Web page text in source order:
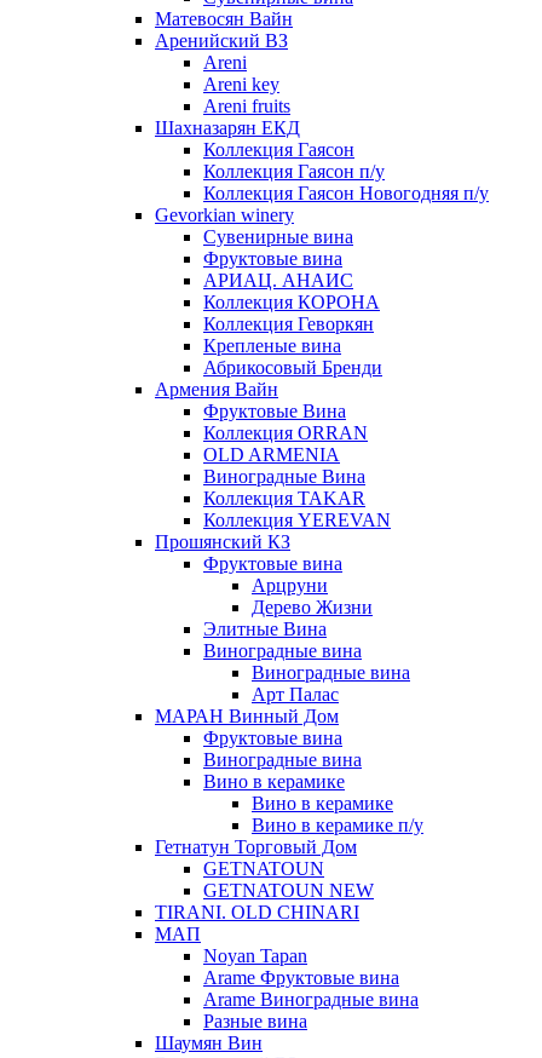
Матевосян Вайн
Аренийский ВЗ
Areni
Areni key
Areni fruits
Шахназарян ЕКД
Коллекция Гаясон
Коллекция Гаясон п/у
Коллекция Гаясон Новогодняя п/у
Gevorkian winery
Сувенирные вина
Фруктовые вина
АРИАЦ. АНАИС
Коллекция КОРОНА
Коллекция Геворкян
Крепленые вина
Абрикосовый Бренди
Армения Вайн
Фруктовые Вина
Коллекция ORRAN
OLD ARMENIA
Виноградные Вина
Коллекция TAKAR
Коллекция YEREVAN
Прошянский КЗ
Фруктовые вина
Арцруни
Дерево Жизни
Элитные Вина
Виноградные вина
Виноградные вина
Арт Палас
МАРАН Винный Дом
Фруктовые вина
Виноградные вина
Вино в керамике
Вино в керамике
Вино в керамике п/у
Гетнатун Торговый Дом
GETNATOUN
GETNATOUN NEW
TIRANI. OLD CHINARI
МАП
Noyan Tapan
Arame Фруктовые вина
Arame Виноградные вина
Разные вина
Шаумян Вин